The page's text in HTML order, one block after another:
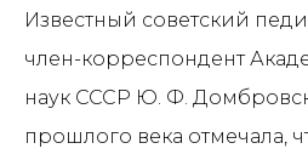
Известный советский
член-корреспондент
наук СССР Ю. Ф.
прошлого века отмечала,